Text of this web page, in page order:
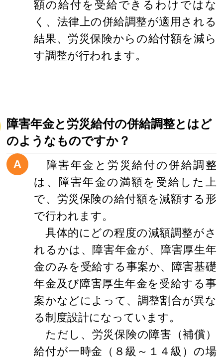
額の給付を受給できるわけではな
く、法律上の併給調整が適用される
結果、労災保険からの給付額を減ら
す調整が行われます。
障害年金と労災給付の併給調整とはど
のようなものですか？
A
障害年金と労災給付の併給調整
は、障害年金の満額を受給した上
で、労災保険の給付額を減額する形
で行われます。
具体的にどの程度の減額調整がさ
れるかは、障害年金が、障害厚生年
金のみを受給する事案か、障害基礎
年金及び障害厚生年金を受給する事
案かなどによって、調整割合が異な
る制度設計になっています。
ただし、労災保険の障害（補償）
給付が一時金（８級～１４級）の場